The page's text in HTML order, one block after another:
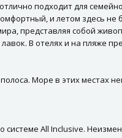
подходит для
и летом здесь
представляя собой
В отелях и на пляже
Море в этих местах
All Inclusive.